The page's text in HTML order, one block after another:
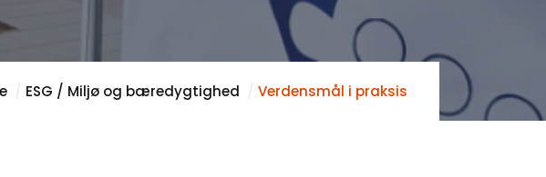
ESG / Miljø og bæredygtighed Verdensmål i praksis